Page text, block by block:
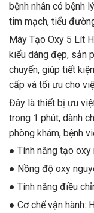
bệnh nhân có bệnh
tim mạch, tiểu
Máy Tạo Oxy 5 Lít
kiểu dáng đẹp, sản
chuyển, giúp tiết
cấp và tối ưu cho
Đây là thiết bị ưu
trong 1 phút, dành
phòng khám, bệnh
● Tính năng tạo
● Nồng độ oxy
● Tính năng điều
● Cơ chế vận hành: